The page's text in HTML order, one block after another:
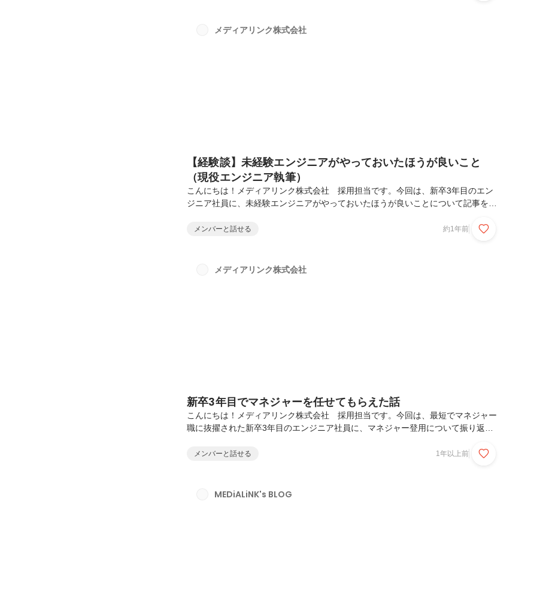
しながらも周りの力にしっかり頼る勇気最後に自己紹介皆さん、初めまして！メデ
メディアリンク株式会社
【経験談】未経験エンジニアがやっておいたほうが良いこと
（現役エンジニア執筆）
こんにちは！メディアリンク株式会社 採用担当です。今回は、新卒3年目のエン
ジニア社員に、未経験エンジニアがやっておいたほうが良いことについて記事を作
経歴・スキルやっておくと良いこと（技術・スキル編）1. タッチタイピング & シ
SQL徹底指南書5. ターミナル（CLI）操作やっておくと良いこと（行動編）1. イン
メンバーと話せる 約1年前
メディアリンク株式会社
新卒3年目でマネジャーを任せてもらえた話
こんにちは！メディアリンク株式会社 採用担当です。今回は、最短でマネジャー
職に抜擢された新卒3年目のエンジニア社員に、マネジャー登用について振り返っ
します。私は2022年に新卒でメディアリンクに入社し今年で3年目になり、現在は
世間一般的にみると比較的早いタイミングでマネジャーとしてチームのマネジメン
メンバーと話せる 1年以上前
MEDiALiNK's BLOG